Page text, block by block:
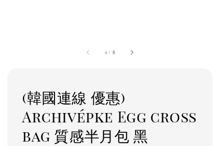
1 / 8
(韓國連線 優惠)
Archivépke Egg cross
bag 質感半月包 黑